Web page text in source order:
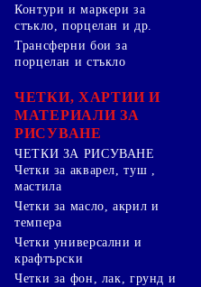
Контури и маркери за
стъкло, порцелан и др.
Трансферни бои за
порцелан и стъкло
ЧЕТКИ, ХАРТИИ И
МАТЕРИАЛИ ЗА
РИСУВАНЕ
ЧЕТКИ ЗА РИСУВАНЕ
Четки за акварел, туш ,
мастила
Четки за масло, акрил и
темпера
Четки универсални и
крафтърски
Четки за фон, лак, грунд и